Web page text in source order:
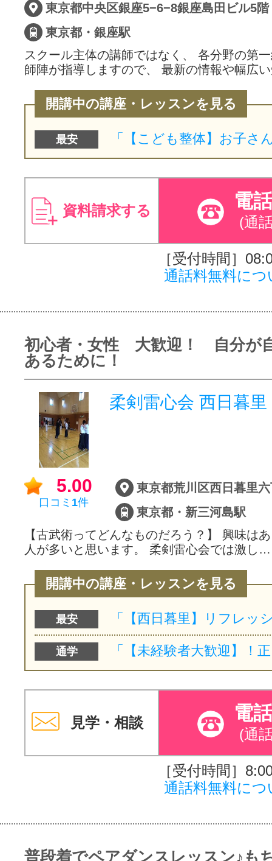
東京都中央区銀座5−6−8銀座島田ビル5階
東京都・銀座駅
スクール主体の講師ではなく、 各分野の第
師陣が指導しますので、 最新の情報や幅広
開講中の講座・レッスンを見る
最安
資料請求する 電
(通
［受付時間］
通話料無料につ
初心者・女性 大歓迎！ 自分が
あるために！
柔剣雷心会 西日暮里
5.00
口コミ 1件
東京都荒川区西日暮里
東京都・新三河島駅
【古武術ってどんなものだろう？】 興味は
人が多いと思います。 柔剣雷心会では激し…
開講中の講座・レッスンを見る
最安
通学
見学・相談 電
(通
［受付時間］
通話料無料につ
普段着でペアダンスレッスン♪も